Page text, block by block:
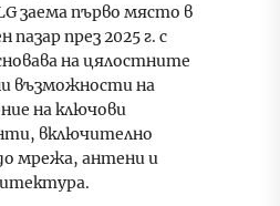
заема първо място в
през 2025 г. с
на цялостните
възможности на
на ключови
включително
мрежа, антени и